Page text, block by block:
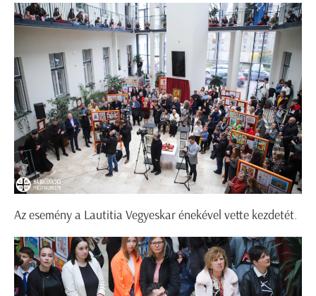
Az esemény a Lautitia Vegyeskar énekével vette kezdetét.